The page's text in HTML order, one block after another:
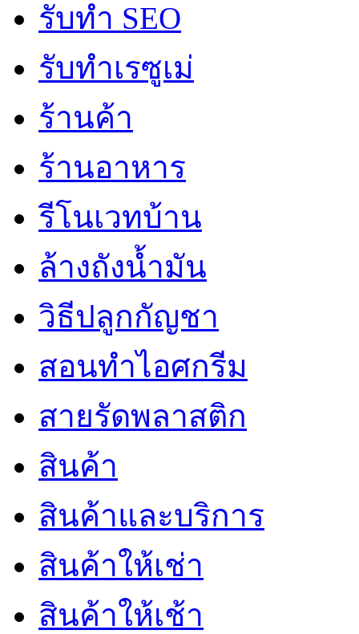
รับทำ SEO
รับทำเรซูเม่
ร้านค้า
ร้านอาหาร
รีโนเวทบ้าน
ล้างถังน้ำมัน
วิธีปลูกกัญชา
สอนทำไอศกรีม
สายรัดพลาสติก
สินค้า
สินค้าและบริการ
สินค้าให้เช่า
สินค้าให้เช้า